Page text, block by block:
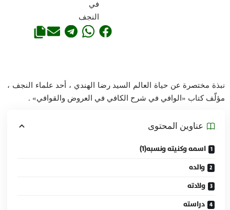
في
النجف
نبذة مختصرة عن حياة العالم السيد رضا الهندي ، أحد علماء النجف ،
مؤلّف كتاب «الوافي في شرح الكافي في العروض والقوافي» .
عناوين المحتوی
اسمه وكنيته ونسبه(1)
والده
ولادته
دراسته